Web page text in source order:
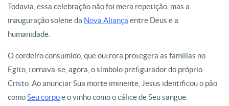
Todavia, essa celebração não foi mera repetição, mas a
inauguração solene da Nova Aliança entre Deus e a
humanidade.
O cordeiro consumido, que outrora protegera as famílias no
Egito, tornava-se, agora, o símbolo prefigurador do próprio
Cristo. Ao anunciar Sua morte iminente, Jesus identificou o pão
comoSeu corpoe o vinho como o cálice de Seu sangue.